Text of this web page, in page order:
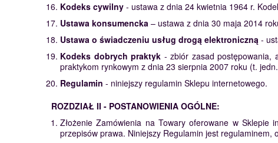
Kodeks cywilny - ustawa z dnia 24 kwietnia 1964 r.
Ustawa konsumencka – ustawa z dnia 30 maja 2014
Ustawa o świadczeniu usług drogą elektroniczną -
Kodeks dobrych praktyk - zbiór zasad postępowania,
praktykom rynkowym z dnia 23 sierpnia 2007 roku (t.
Regulamin - niniejszy regulamin Sklepu internetowego.
ROZDZIAŁ II - POSTANOWIENIA OGÓLNE:
Złożenie Zamówienia na Towary oferowane w Sklepie
przepisów prawa. Niniejszy Regulamin jest